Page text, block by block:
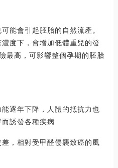
能會引起胚胎的自然流產。
度下，會增加低體重兒的發
最高，可影響整個孕期的胚胎
逐年下降，人體的抵抗力也
誘發各種疾病
，相對受甲醛侵襲致癌的風